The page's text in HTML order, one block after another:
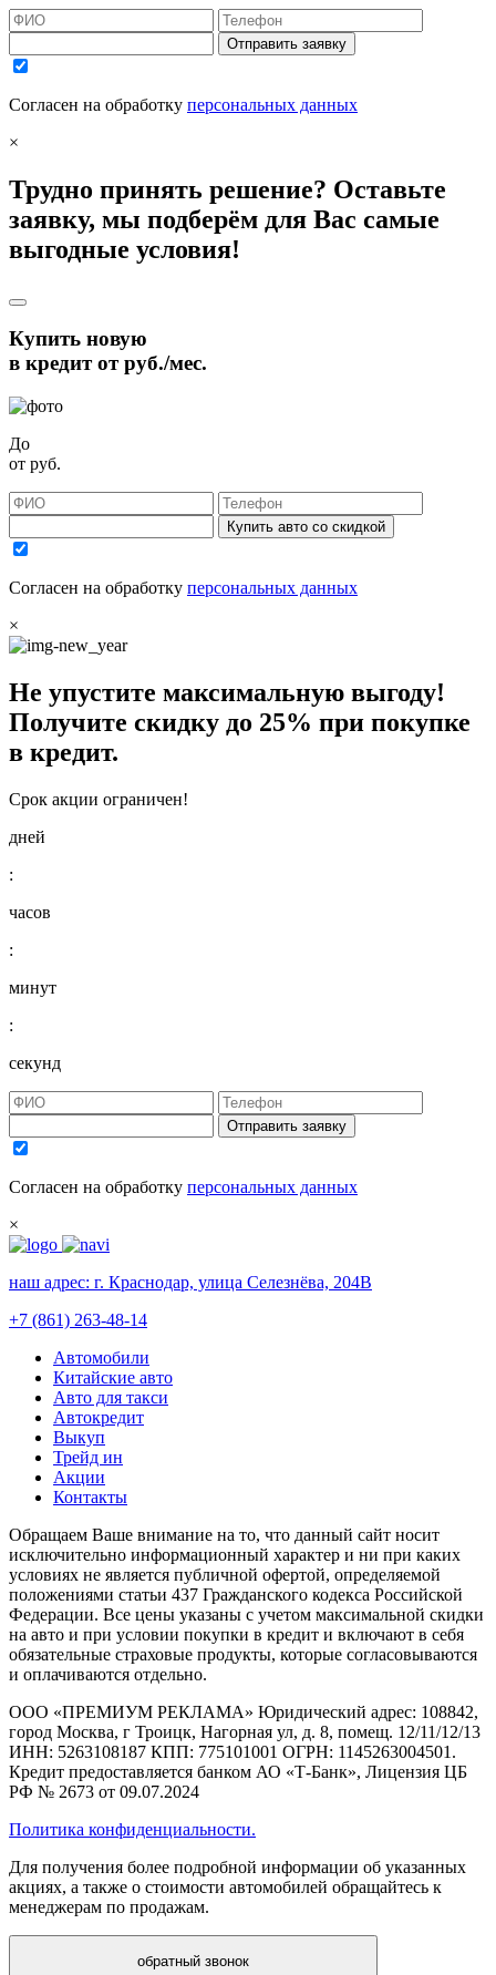
Отправить заявку
Согласен на обработку персональных данных
×
Трудно принять решение? Оставьте
заявку, мы подберём для Вас самые
выгодные условия!
Купить новую
в кредит отруб./мес.
До
от руб.
Купить авто со скидкой
Согласен на обработку персональных данных
×
Не упустите максимальную выгоду!
Получите скидку до 25% при покупке
в кредит.
Срок акции ограничен!
дней
:
часов
:
минут
:
секунд
Отправить заявку
Согласен на обработку персональных данных
×
наш адрес: г. Краснодар, улица Селезнёва, 204В
+7 (861) 263-48-14
Автомобили
Китайские авто
Авто для такси
Автокредит
Выкуп
Трейд ин
Акции
Контакты
Обращаем Ваше внимание на то, что данный сайт носит
исключительно информационный характер и ни при каких
условиях не является публичной офертой, определяемой
положениями статьи 437 Гражданского кодекса Российской
Федерации. Все цены указаны с учетом максимальной скидки
на авто и при условии покупки в кредит и включают в себя
обязательные страховые продукты, которые согласовываются
и оплачиваются отдельно.
ООО «ПРЕМИУМ РЕКЛАМА» Юридический адрес: 108842,
город Москва, г Троицк, Нагорная ул, д. 8, помещ. 12/11/12/13
ИНН: 5263108187 КПП: 775101001 ОГРН: 1145263004501.
Кредит предоставляется банком АО «Т-Банк», Лицензия ЦБ
РФ № 2673 от 09.07.2024
Политика конфиденциальности.
Для получения более подробной информации об указанных
акциях, а также о стоимости автомобилей обращайтесь к
менеджерам по продажам.
обратный звонок